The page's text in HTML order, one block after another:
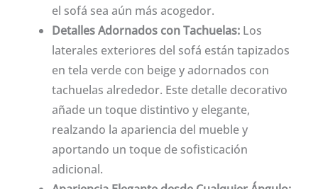
el sofá sea aún más acogedor.
Detalles Adornados con Tachuelas:Los
laterales exteriores del sofá están tapizados
en tela verde con beige y adornados con
tachuelas alrededor. Este detalle decorativo
añade un toque distintivo y elegante,
realzando la apariencia del mueble y
aportando un toque de sofisticación
adicional.